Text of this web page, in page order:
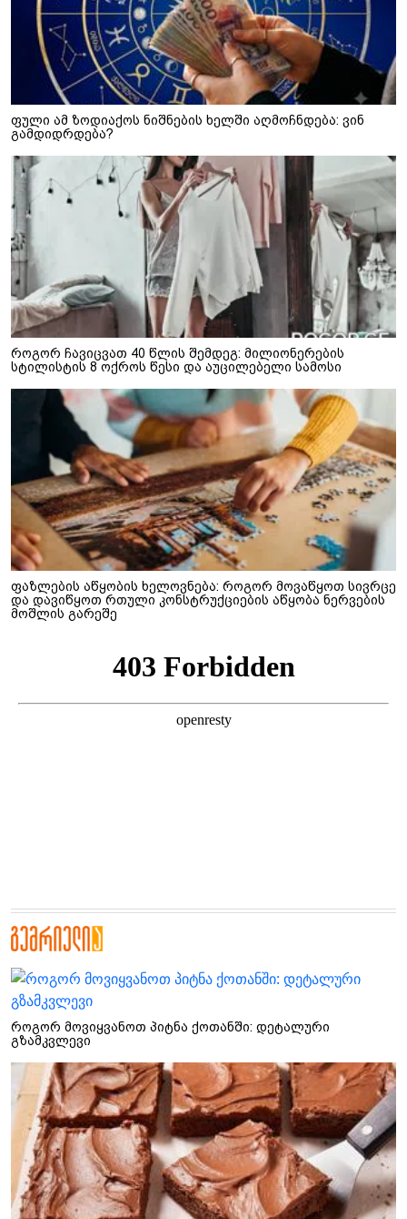
ფული ამ ზოდიაქოს ნიშნების ხელში აღმოჩნდება: ვინ
გამდიდრდება?
როგორ ჩავიცვათ 40 წლის შემდეგ: მილიონერების
სტილისტის 8 ოქროს წესი და აუცილებელი სამოსი
ფაზლების აწყობის ხელოვნება: როგორ მოვაწყოთ სივრცე
და დავიწყოთ რთული კონსტრუქციების აწყობა ნერვების
მოშლის გარეშე
როგორ მოვიყვანოთ პიტნა ქოთანში: დეტალური
გზამკვლევი